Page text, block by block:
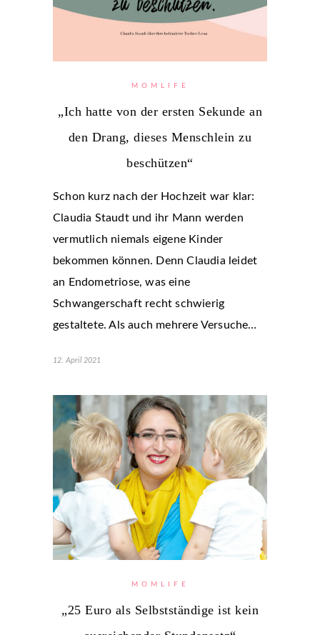
MOMLIFE
„Ich hatte von der ersten Sekunde an
den Drang, dieses Menschlein zu
beschützen“
Schon kurz nach der Hochzeit war klar:
Claudia Staudt und ihr Mann werden
vermutlich niemals eigene Kinder
bekommen können. Denn Claudia leidet
an Endometriose, was eine
Schwangerschaft recht schwierig
gestaltete. Als auch mehrere Versuche…
12. April 2021
MOMLIFE
„25 Euro als Selbstständige ist kein